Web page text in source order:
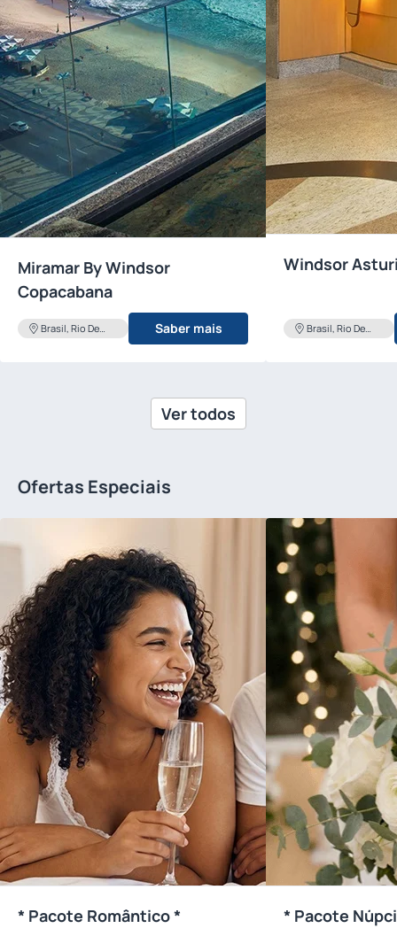
Miramar By Windsor
Copacabana
Brasil, Rio De
Saber mais
Windsor
Brasil, Rio De
Ver todos
Ofertas Especiais
* Pacote Romântico * * Pacote